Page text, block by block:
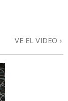
VE EL VIDEO